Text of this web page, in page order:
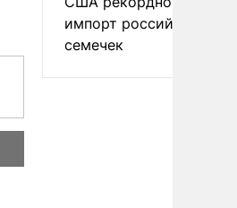
импорт российских
семечек